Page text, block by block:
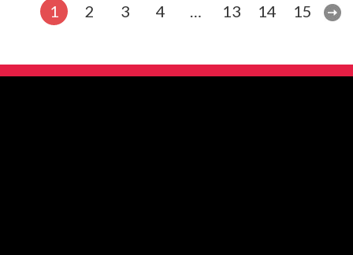
1 2 3 4 … 13 14 15